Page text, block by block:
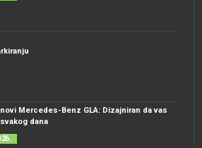
Mercedes-Benz GLA: Dizajniran da vas
dana